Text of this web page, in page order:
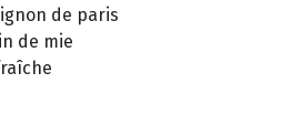
de paris
de mie